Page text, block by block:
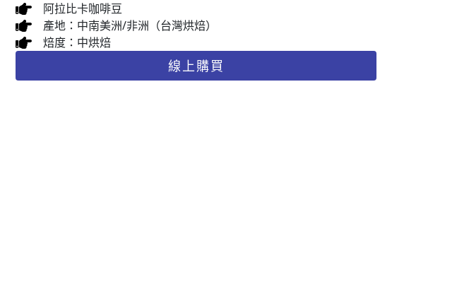
阿拉比卡咖啡豆
產地：中南美洲/非洲（台灣烘焙）
焙度：中烘焙
線上購買